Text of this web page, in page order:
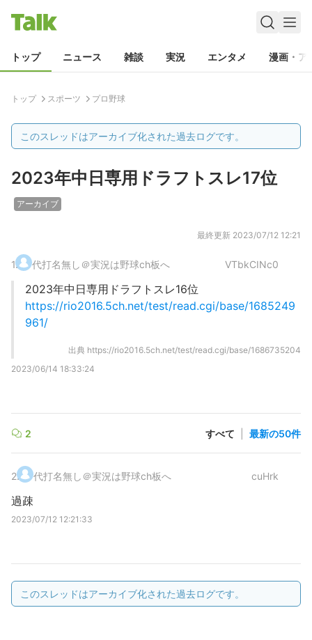
トップ ニュース 雑談 実況 エンタメ 漫画・ア
トップ スポーツ プロ野球
このスレッドはアーカイブ化された過去ログです。
2023年中日専用ドラフトスレ17位
アーカイブ
最終更新 2023/07/12 12:21
1. 代打名無し＠実況は野球ch板へ VTbkCINc0
2023年中日専用ドラフトスレ16位
https://rio2016.5ch.net/test/read.cgi/base/1685249
961/
出典 https://rio2016.5ch.net/test/read.cgi/base/1686735204
2023/06/14 18:33:24
2 すべて 最新の50件
2. 代打名無し＠実況は野球ch板へ cuHrk
過疎
2023/07/12 12:21:33
このスレッドはアーカイブ化された過去ログです。